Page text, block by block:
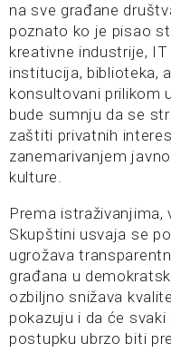
na sve građane
poznato ko je pisao
kreativne industrije,
institucija, biblioteka,
konsultovani prilikom
bude sumnju da se
zaštiti privatnih
zanemarivanjem
kulture.
Prema istraživanjima,
Skupštini usvaja se
ugrožava
građana u
ozbiljno snižava
pokazuju i da će
postupku ubrzo biti